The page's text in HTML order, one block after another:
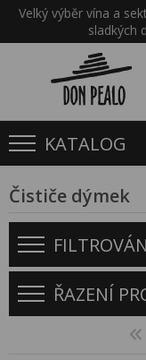
Velký výběr vína a
sladkých
KATALOG
Čističe dýmek
ŘAZENÍ